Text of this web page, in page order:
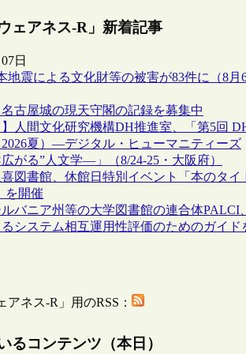
ェアネス-R」新着記事
日
地震による文化財等の被害が83件に（8月
古屋城の現天守閣の記録を募集中
】人間文化研究機構DH推進室、「第5回
夏）―デジタル・ヒューマニティーズ
がる”人文学―」（8/24-25・大阪府）
図書館、休館日特別イベント「本のタイ
を開催
バニア州等の大学図書館の連合体PALCI、
システム相互運用性評価のためのガイド
アネス-R」用のRSS：
るコンテンツ（本日）